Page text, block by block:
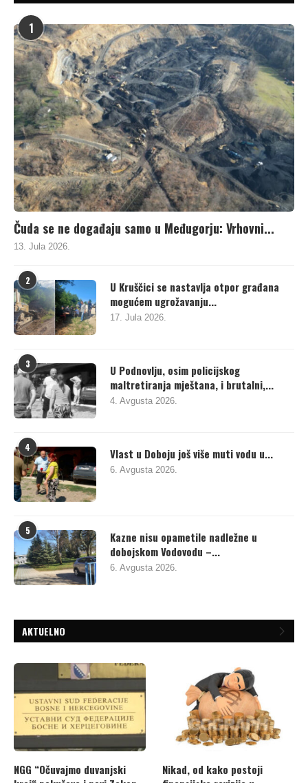
1
Čuda se ne događaju samo u Međugorju: Vrhovni...
13. Jula 2026.
2
U Kruščici se nastavlja otpor građana
mogućem ugrožavanju...
17. Jula 2026.
3
U Podnovlju, osim policijskog
maltretiranja mještana, i brutalni,...
4. Avgusta 2026.
4 Vlast u Doboju još više muti vodu u...
6. Avgusta 2026.
5
Kazne nisu opametile nadležne u
dobojskom Vodovodu –...
6. Avgusta 2026.
AKTUELNO
NGG “Očuvajmo duvanjski
Nikad, od kako postoji